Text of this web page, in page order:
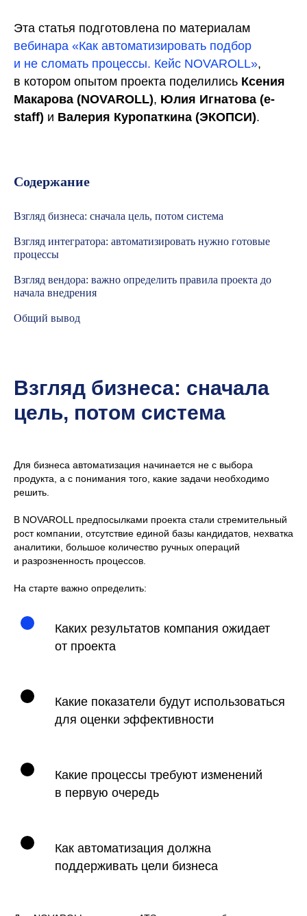
Эта статья подготовлена по материалам
вебинара «Как автоматизировать подбор
и не сломать процессы. Кейс NOVAROLL»,
в котором опытом проекта поделились Ксения
Макарова (NOVAROLL), Юлия Игнатова (e-
staff) и Валерия Куропаткина (ЭКОПСИ).
Содержание
Взгляд бизнеса: сначала цель, потом система
Взгляд интегратора: автоматизировать нужно готовые
процессы
Взгляд вендора: важно определить правила проекта до
начала внедрения
Общий вывод
Взгляд бизнеса: сначала
цель, потом система
Для бизнеса автоматизация начинается не с выбора
продукта, а с понимания того, какие задачи необходимо
решить.
В NOVAROLL предпосылками проекта стали стремительный
рост компании, отсутствие единой базы кандидатов, нехватка
аналитики, большое количество ручных операций
и разрозненность процессов.
На старте важно определить:
Каких результатов компания ожидает
от проекта
Какие показатели будут использоваться
для оценки эффективности
Какие процессы требуют изменений
в первую очередь
Как автоматизация должна
поддерживать цели бизнеса